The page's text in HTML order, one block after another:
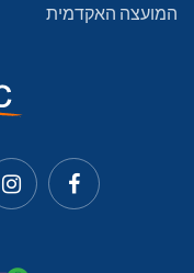
המועצה האקדמית